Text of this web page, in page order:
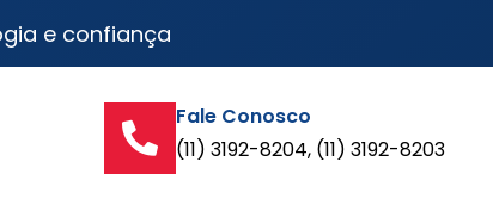
e confiança
Fale Conosco
(11) 3192-8204, (11) 3192-8203